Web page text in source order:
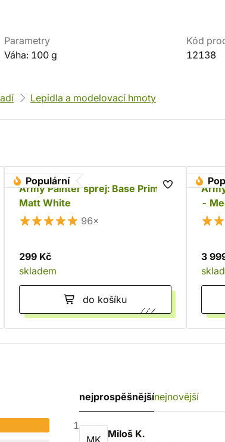
Parametry
Váha: 100 g
Kód
12138
Lepidla a modelovací hmoty
Populární
Army Painter sprej: Base Primer
Matt White
96×
299 Kč
skladem
do košíku
-
3
1
nejprospěšnějšínejnovější
MK Miloš K.